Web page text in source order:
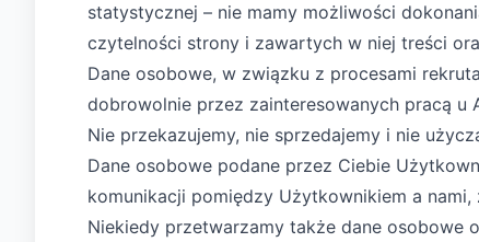
statystycznej – nie mamy możliwości
czytelności strony i zawartych w niej treści
Dane osobowe, w związku z procesami
dobrowolnie przez zainteresowanych pracą u
Nie przekazujemy, nie sprzedajemy i nie
Dane osobowe podane przez Ciebie
komunikacji pomiędzy Użytkownikiem a
Niekiedy przetwarzamy także dane osobowe